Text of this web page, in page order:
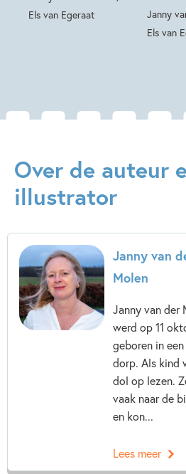
Els van Egeraat
Janny
Els van
Over de auteur
illustrator
Janny van
Molen
Janny van der
werd op 11
geboren in
dorp. Als kind
dol op lezen.
vaak naar de
en kon...
Lees meer